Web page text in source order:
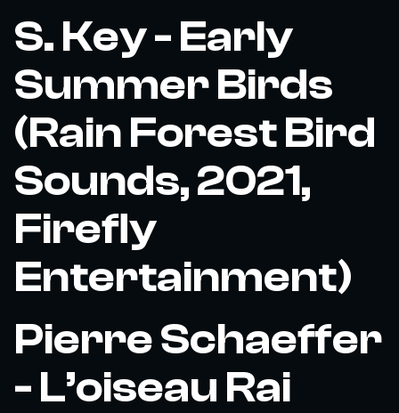
S. Key - Early
Summer Birds
(Rain Forest Bird
Sounds, 2021,
Firefly
Entertainment)
Pierre Schaeffer
- L’oiseau Rai